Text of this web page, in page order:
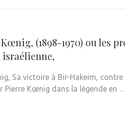
(1898-1970) ou les
Sa victoire à Bir-Hakeim,
Pierre Kœnig dans la légende en